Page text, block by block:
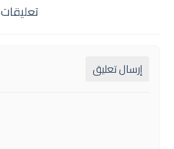
تعليقات
إرسال تعليق